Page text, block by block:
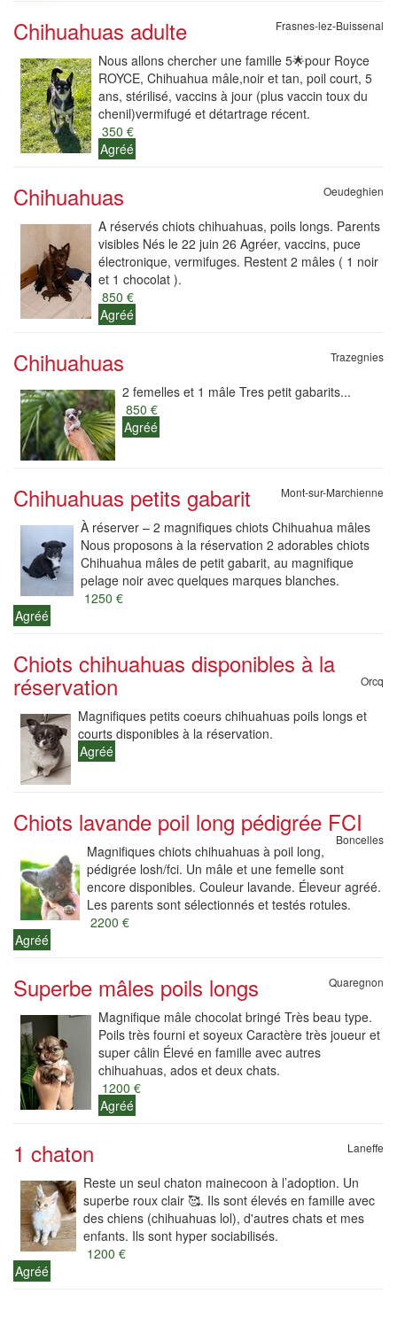
Chihuahuas adulte Frasnes-lez-Buissenal
Nous allons chercher une famille 5🌟pour Royce
ROYCE, Chihuahua mâle,noir et tan, poil court, 5
ans, stérilisé, vaccins à jour (plus vaccin toux du
chenil)vermifugé et détartrage récent.
350 €
Agréé
Chihuahuas Oeudeghien
A réservés chiots chihuahuas, poils longs. Parents
visibles Nés le 22 juin 26 Agréer, vaccins, puce
électronique, vermifuges. Restent 2 mâles ( 1 noir
et 1 chocolat ).
850 €
Agréé
Chihuahuas Trazegnies
2 femelles et 1 mâle Tres petit gabarits...
850 €
Agréé
Chihuahuas petits gabarit Mont-sur-Marchienne
À réserver – 2 magnifiques chiots Chihuahua mâles
Nous proposons à la réservation 2 adorables chiots
Chihuahua mâles de petit gabarit, au magnifique
pelage noir avec quelques marques blanches.
1250 €
Agréé
Chiots chihuahuas disponibles à la
réservation Orcq
Magnifiques petits coeurs chihuahuas poils longs et
courts disponibles à la réservation.
Agréé
Chiots lavande poil long pédigrée FCI
Boncelles
Magnifiques chiots chihuahuas à poil long,
pédigrée losh/fci. Un mâle et une femelle sont
encore disponibles. Couleur lavande. Éleveur agréé.
Les parents sont sélectionnés et testés rotules.
2200 €
Agréé
Superbe mâles poils longs Quaregnon
Magnifique mâle chocolat bringé Très beau type.
Poils très fourni et soyeux Caractère très joueur et
super câlin Élevé en famille avec autres
chihuahuas, ados et deux chats.
1200 €
Agréé
1 chaton Laneffe
Reste un seul chaton mainecoon à l’adoption. Un
superbe roux clair 🥰. Ils sont élevés en famille avec
des chiens (chihuahuas lol), d'autres chats et mes
enfants. Ils sont hyper sociabilisés.
1200 €
Agréé